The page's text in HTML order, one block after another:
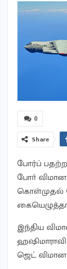
0
Share
போர்ப்
போா்
கொள்முதல்
இந்திய
ஜெட்